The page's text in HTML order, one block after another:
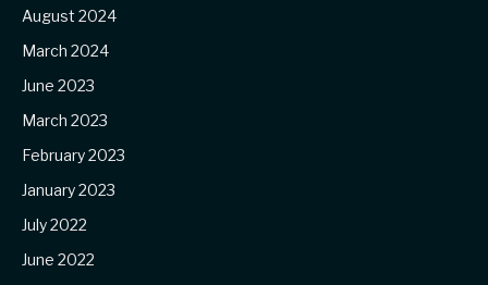
August 2024
March 2024
June 2023
March 2023
February 2023
January 2023
July 2022
June 2022